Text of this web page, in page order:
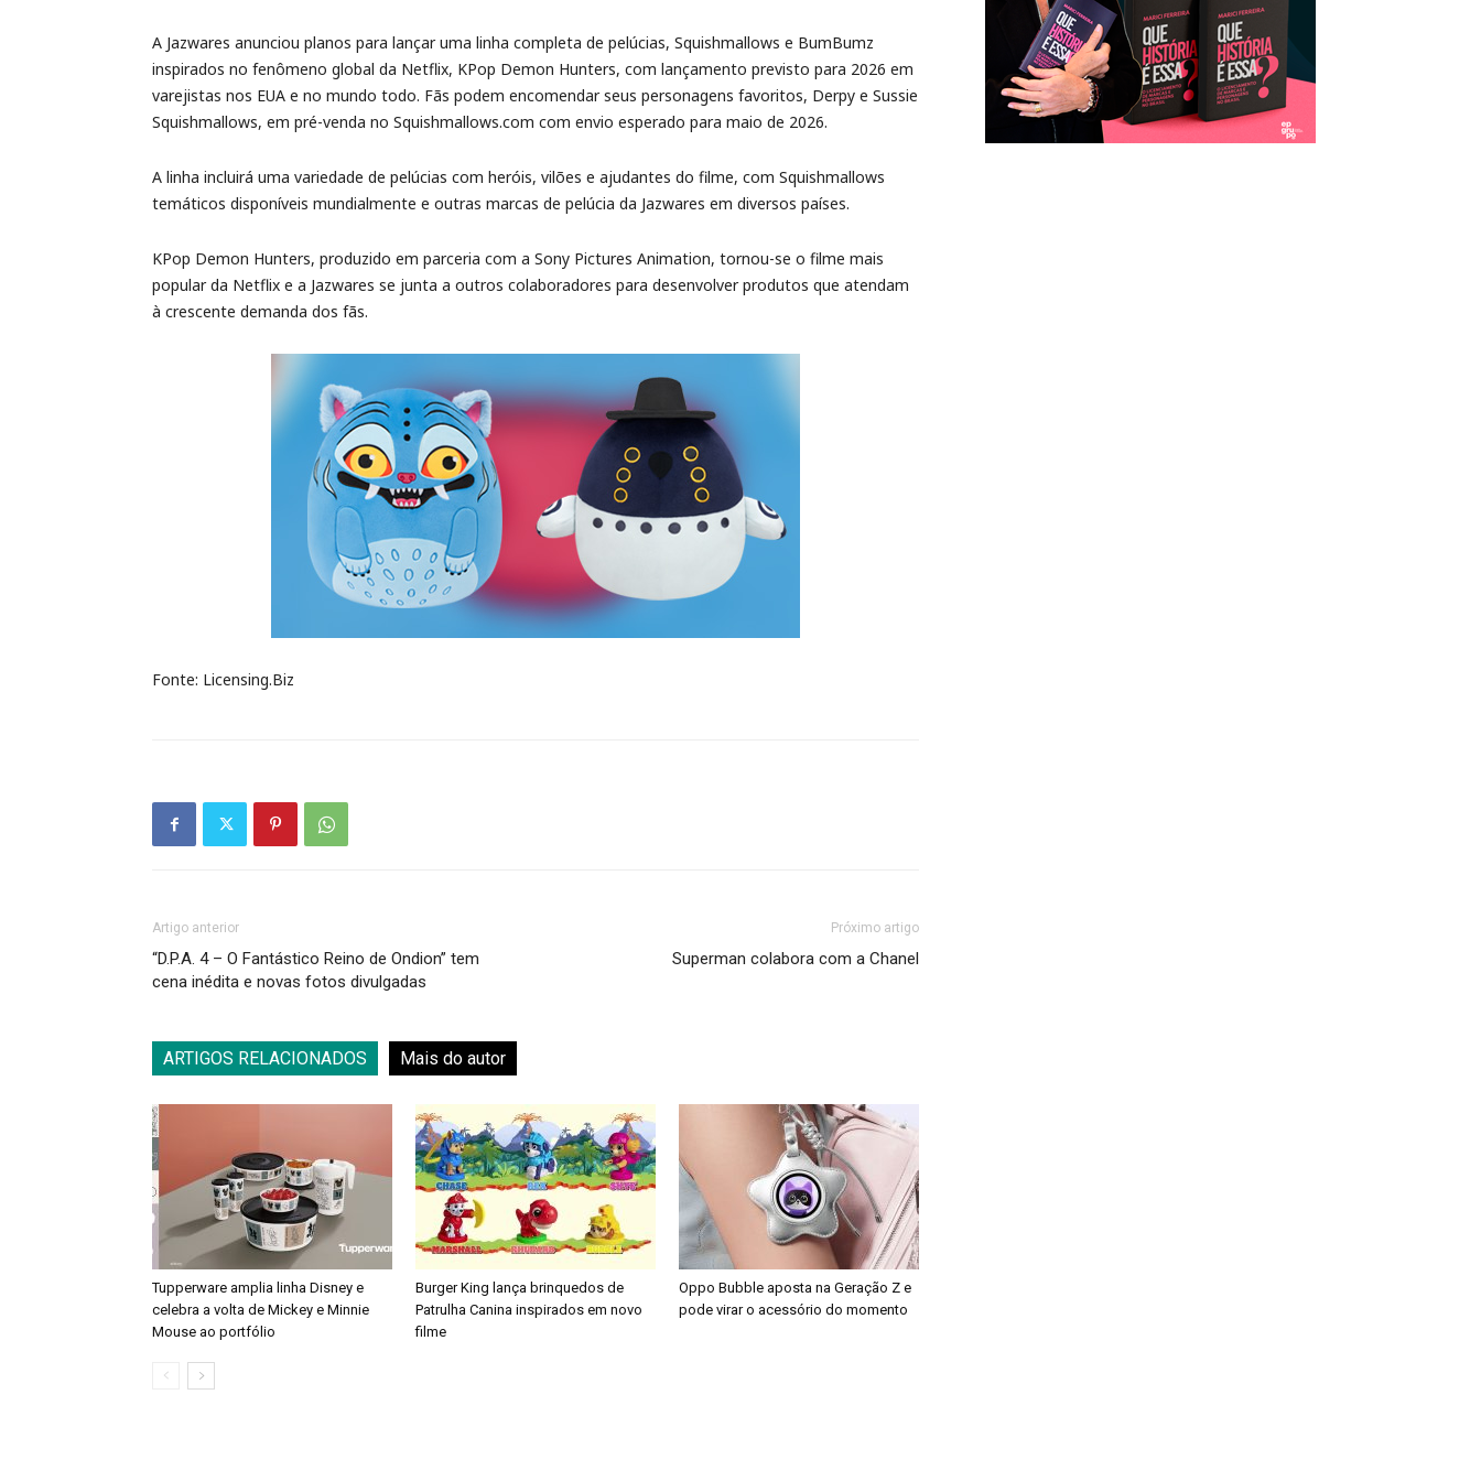
A Jazwares anunciou planos para lançar uma linha completa de pelúcias, Squishmallows e BumBumz
inspirados no fenômeno global da Netflix, KPop Demon Hunters, com lançamento previsto para 2026 em
varejistas nos EUA e no mundo todo. Fãs podem encomendar seus personagens favoritos, Derpy e Sussie
Squishmallows, em pré-venda no Squishmallows.com com envio esperado para maio de 2026.
A linha incluirá uma variedade de pelúcias com heróis, vilões e ajudantes do filme, com Squishmallows
temáticos disponíveis mundialmente e outras marcas de pelúcia da Jazwares em diversos países.
KPop Demon Hunters, produzido em parceria com a Sony Pictures Animation, tornou-se o filme mais
popular da Netflix e a Jazwares se junta a outros colaboradores para desenvolver produtos que atendam
à crescente demanda dos fãs.
Fonte: Licensing.Biz
Artigo anterior
“D.P.A. 4 – O Fantástico Reino de Ondion” tem
cena inédita e novas fotos divulgadas
Próximo artigo
Superman colabora com a Chanel
ARTIGOS RELACIONADOS Mais do autor
Tupperware amplia linha Disney e
celebra a volta de Mickey e Minnie
Mouse ao portfólio
Burger King lança brinquedos de
Patrulha Canina inspirados em novo
filme
Oppo Bubble aposta na Geração Z e
pode virar o acessório do momento